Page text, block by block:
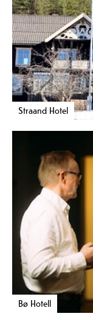
Straand Hotel
Bø Hotell